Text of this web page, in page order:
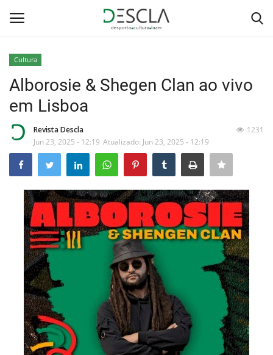
Home
...by Descla
Desporto
Contactos
Sobre Nós
Educação
Estatuto Editorial
Saúde
Cultura
Alborosie & Shegen Clan ao vivo
em Lisboa
Revista Descla
Jun 23, 2025 - 12:19 Atualizado: Jun 23, 2025 - 12:19
1231